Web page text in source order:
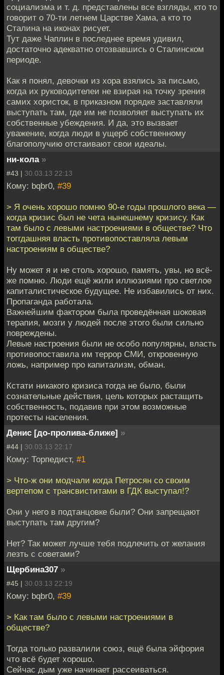
социализма и т. д. представлены все взгляды, кто то
говорит о 70-ти летнем Царстве Хама, а кто то
Сталина на иконах рисует.
Тут даже Чаплин в последнее время удивил,
достаточно адекватно отозвавшись о Сталинском
периоде.
Как я понял, девочки из хора взялись за письмо,
когда их руководителеи не взирая на точку зрения
самих хористок, в приказном порядке заставляли
выступать там, где им не позволяет выступать их
собственные убеждения. И да, это вызвает
уважение, когда люди в ущерб собственному
благополучию отстаивают свои идеалы.
ни-кола »
#43 | 30.03.13 22:13
Кому: bqbr0, #39
> Я очень хорошо помню 90-е годы прошлого века —
когда кризис был не чета нынешнему кризису. Как
там было с левыми настроениями в обществе? Что
тоггдашняя власть противопоставляла левым
настроениям в обществе?
Ну может я и не столь хорошо, память, увы, но всё-
же помню. Люди ещё жили иллюзиями про светлое
капиталистическое будущее. Не избавились от них.
Пропаганда работала.
Важнейшим фактором была проведённая шоковая
терапия, мозги у людей после этого были сильно
повреждены.
Левые настроения были не особо популярны, власть
противопоставила им террор СМИ, откровенную
ложь, например про капитализм, обман.
Кстати никакого кризиса тогда не было, были
сознательные действия, цель которых растащить
собственность, подавив при этом возможные
протесты населения.
Денис [до-пролива-ближе] »
#44 | 30.03.13 22:17
Кому: Торпедист, #1
> Что-ж они модчали когда Петросян со своим
вертепом с трансвиститами в ГДК выступал!?
Они у него в подтанцовке были? Они запрещают
выступать там другим?
Нет? Так может лучше тебя подлечить от желания
лезть с советами?
Щербина307 »
#45 | 30.03.13 22:19
Кому: bqbr0, #39
> Как там было с левыми настроениями в
обществе?
Тогда только развалили союз, ещё была эйфория
что всё будет хорошо.
Сейчас дым уже начинает рассеиваться.